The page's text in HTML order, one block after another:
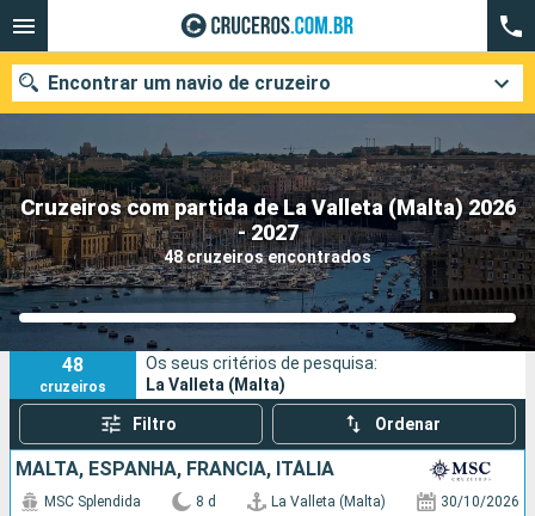
Cruzeiros com partida de La Valleta (Malta) 2026
- 2027
48 cruzeiros encontrados
Encontrar um navio de cruzeiro
Quando ir?
Data de partida
Cidades Companhias
Pesquisar
48
cruzeiros
Os seus critérios de pesquisa:
La Valleta (Malta)
Filtro Ordenar
MALTA, ESPANHA, FRANCIA, ITÁLIA
MSC Splendida 8 d La Valleta (Malta) 30/10/2026